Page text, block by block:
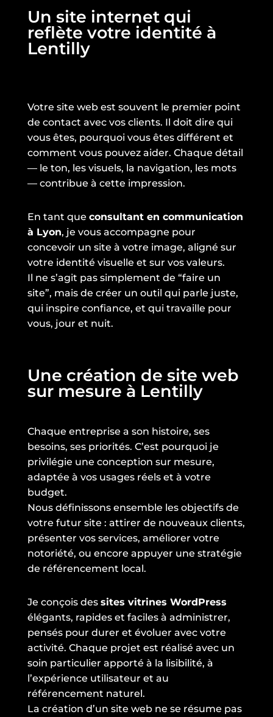
Un site internet qui
reflète votre identité à
Lentilly
Votre site web est souvent le premier point
de contact avec vos clients. Il doit dire qui
vous êtes, pourquoi vous êtes différent et
comment vous pouvez aider. Chaque détail
— le ton, les visuels, la navigation, les mots
— contribue à cette impression.
En tant que consultant en communication
à Lyon, je vous accompagne pour
concevoir un site à votre image, aligné sur
votre identité visuelle et sur vos valeurs.
Il ne s’agit pas simplement de “faire un
site”, mais de créer un outil qui parle juste,
qui inspire confiance, et qui travaille pour
vous, jour et nuit.
Une création de site web
sur mesure à Lentilly
Chaque entreprise a son histoire, ses
besoins, ses priorités. C’est pourquoi je
privilégie une conception sur mesure,
adaptée à vos usages réels et à votre
budget.
Nous définissons ensemble les objectifs de
votre futur site : attirer de nouveaux clients,
présenter vos services, améliorer votre
notoriété, ou encore appuyer une stratégie
de référencement local.
Je conçois des sites vitrines WordPress
élégants, rapides et faciles à administrer,
pensés pour durer et évoluer avec votre
activité. Chaque projet est réalisé avec un
soin particulier apporté à la lisibilité, à
l’expérience utilisateur et au
référencement naturel.
La création d’un site web ne se résume pas